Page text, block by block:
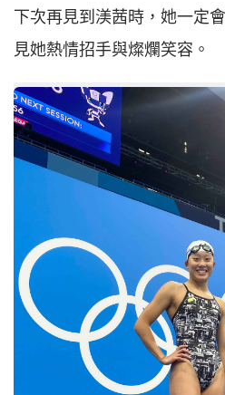
下次再見到渼茜時，她一定
見她熱情招手與燦爛笑容。